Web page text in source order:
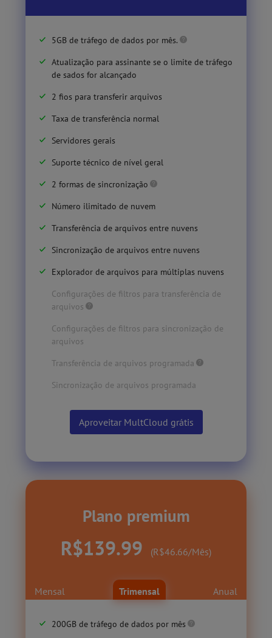
5GB de tráfego de dados por mês.
Atualização para assinante se o limite de tráfego
de sados for alcançado
2 fios para transferir arquivos
Taxa de transferência normal
Servidores gerais
Suporte técnico de nível geral
2 formas de sincronização
Número ilimitado de nuvem
Transferência de arquivos entre nuvens
Sincronização de arquivos entre nuvens
Explorador de arquivos para múltiplas nuvens
Configurações de filtros para transferência de
arquivos
Configurações de filtros para sincronização de
arquivos
Transferência de arquivos programada
Sincronização de arquivos programada
Aproveitar MultCloud grátis
Plano premium
R$139.99 (R$46.66/Mês)
Mensal Trimensal Anual
200GB de tráfego de dados por mês